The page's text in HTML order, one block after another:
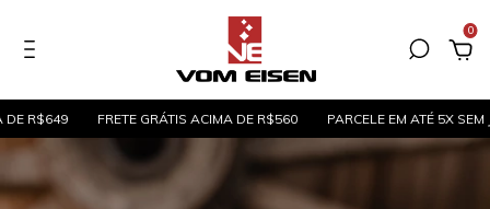
0
R$649 FRETE GRÁTIS ACIMA DE R$560 PARCELE EM ATÉ 5X SEM